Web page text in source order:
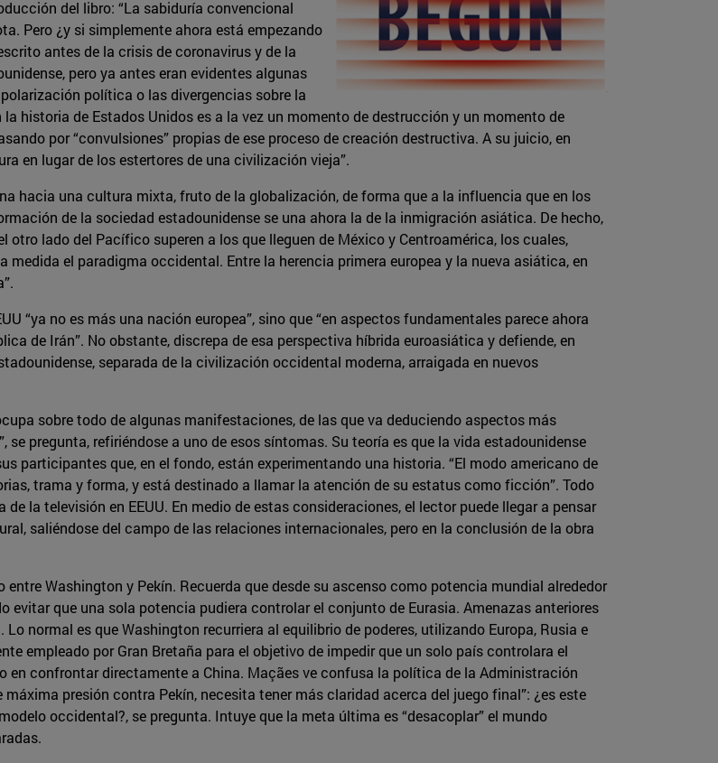
del libro: “La sabiduría convencional
Pero ¿y si simplemente ahora está empezando
antes de la crisis de coronavirus y de la
pero ya antes eran evidentes algunas
política o las divergencias sobre la
historia de Estados Unidos es a la vez un momento de destrucción y un momento de
por “convulsiones” propias de ese proceso de creación destructiva. A su juicio, en
en lugar de los estertores de una civilización vieja”.
hacia una cultura mixta, fruto de la globalización, de forma que a la influencia que en los
de la sociedad estadounidense se una ahora la de la inmigración asiática. De hecho,
otro lado del Pacífico superen a los que lleguen de México y Centroamérica, los cuales,
medida el paradigma occidental. Entre la herencia primera europea y la nueva asiática, en
“ya no es más una nación europea”, sino que “en aspectos fundamentales parece ahora
de Irán”. No obstante, discrepa de esa perspectiva híbrida euroasiática y defiende, en
separada de la civilización occidental moderna, arraigada en nuevos
sobre todo de algunas manifestaciones, de las que va deduciendo aspectos más
se pregunta, refiriéndose a uno de esos síntomas. Su teoría es que la vida estadounidense
participantes que, en el fondo, están experimentando una historia. “El modo americano de
trama y forma, y está destinado a llamar la atención de su estatus como ficción”. Todo
la televisión en EEUU. En medio de estas consideraciones, el lector puede llegar a pensar
saliéndose del campo de las relaciones internacionales, pero en la conclusión de la obra
Washington y Pekín. Recuerda que desde su ascenso como potencia mundial alrededor
evitar que una sola potencia pudiera controlar el conjunto de Eurasia. Amenazas anteriores
normal es que Washington recurriera al equilibrio de poderes, utilizando Europa, Rusia e
empleado por Gran Bretaña para el objetivo de impedir que un solo país controlara el
en confrontar directamente a China. Maçães ve confusa la política de la Administración
presión contra Pekín, necesita tener más claridad acerca del juego final”: ¿es este
occidental?, se pregunta. Intuye que la meta última es “desacoplar” el mundo